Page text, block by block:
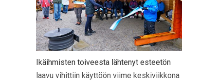
Ikäihmisten toiveesta lähtenyt esteetön
laavu vihittiin käyttöön viime keskiviikkona